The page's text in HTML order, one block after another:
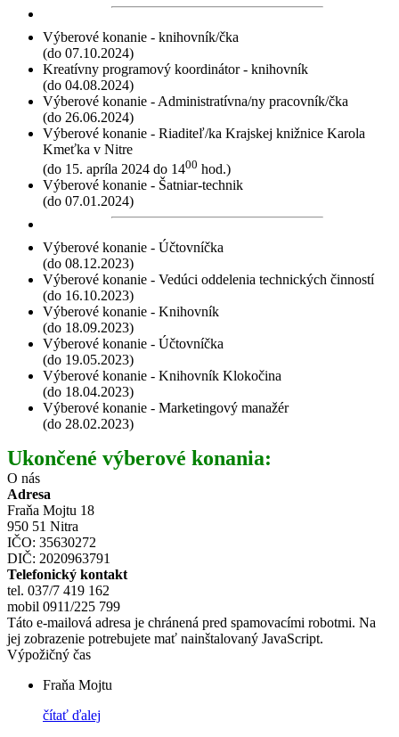
Výberové konanie - knihovník/čka
(do 07.10.2024)
Kreatívny programový koordinátor - knihovník
(do 04.08.2024)
Výberové konanie - Administratívna/ny pracovník/čka
(do 26.06.2024)
Výberové konanie - Riaditeľ/ka Krajskej knižnice Karola
Kmeťka v Nitre
(do 15. apríla 2024 do 1400 hod.)
Výberové konanie - Šatniar-technik
(do 07.01.2024)
Výberové konanie - Účtovníčka
(do 08.12.2023)
Výberové konanie - Vedúci oddelenia technických činností
(do 16.10.2023)
Výberové konanie - Knihovník
(do 18.09.2023)
Výberové konanie - Účtovníčka
(do 19.05.2023)
Výberové konanie - Knihovník Klokočina
(do 18.04.2023)
Výberové konanie - Marketingový manažér
(do 28.02.2023)
Ukončené výberové konania:
O nás
Adresa
Fraňa Mojtu 18
950 51 Nitra
IČO: 35630272
DIČ: 2020963791
Telefonický kontakt
tel. 037/7 419 162
mobil 0911/225 799
Táto e-mailová adresa je chránená pred spamovacími robotmi. Na
jej zobrazenie potrebujete mať nainštalovaný JavaScript.
Výpožičný čas
Fraňa Mojtu
čítať ďalej